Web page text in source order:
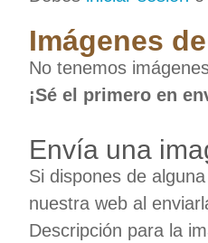
Imágenes
No tenemos
¡Sé el primero en
Envía una
Si dispones de
nuestra web al
Descripción para la